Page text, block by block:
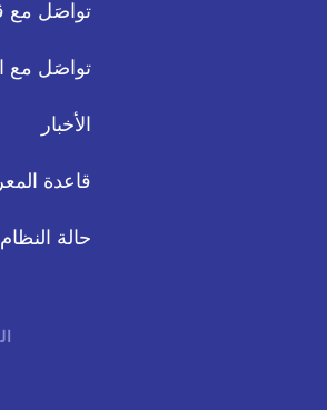
تواصَل مع
تواصَل مع
الأخبار
قاعدة
حالة النظام